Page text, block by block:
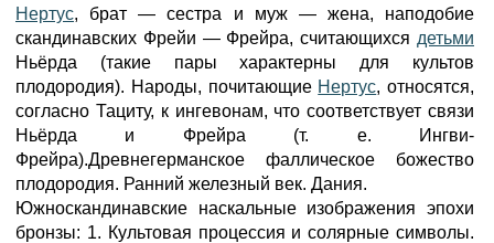
Нертус, брат — сестра и муж — жена, наподобие
скандинавских Фрейи — Фрейра, считающихся детьми
Ньёрда (такие пары характерны для культов
плодородия). Народы, почитающие Нертус, относятся,
согласно Тациту, к ингевонам, что соответствует связи
Ньёрда и Фрейра (т. е. Ингви-
Фрейра).Древнегерманское фаллическое божество
плодородия. Ранний железный век. Дания.
Южноскандинавские наскальные изображения эпохи
бронзы: 1. Культовая процессия и солярные символы.